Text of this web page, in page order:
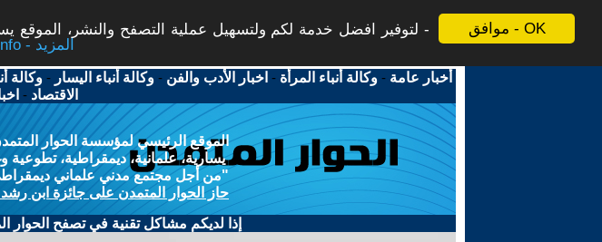
موافق - OK
لتوفير افضل خدمة لكم ولتسهيل عملية التصفح والنشر، الموقع
More info - المزيد
أخبار عامة -وكالة أنباء المرأة - اخبار الأدب والفن -وكالة أنباء اليسار -وكالة
الاقتصاد -
الموقع الرئيسي لمؤسسة الحوار
يسارية، علمانية، ديمقراطية، تطوعية
"من أجل مجتمع مدني علماني
حاز الحوار المتمدن على جائزة ابن رشد
إذا لديكم مشاكل تقنية في تصفح الحوار